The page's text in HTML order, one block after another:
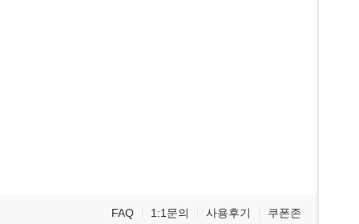
FAQ 1:1문의 사용후기 쿠폰존